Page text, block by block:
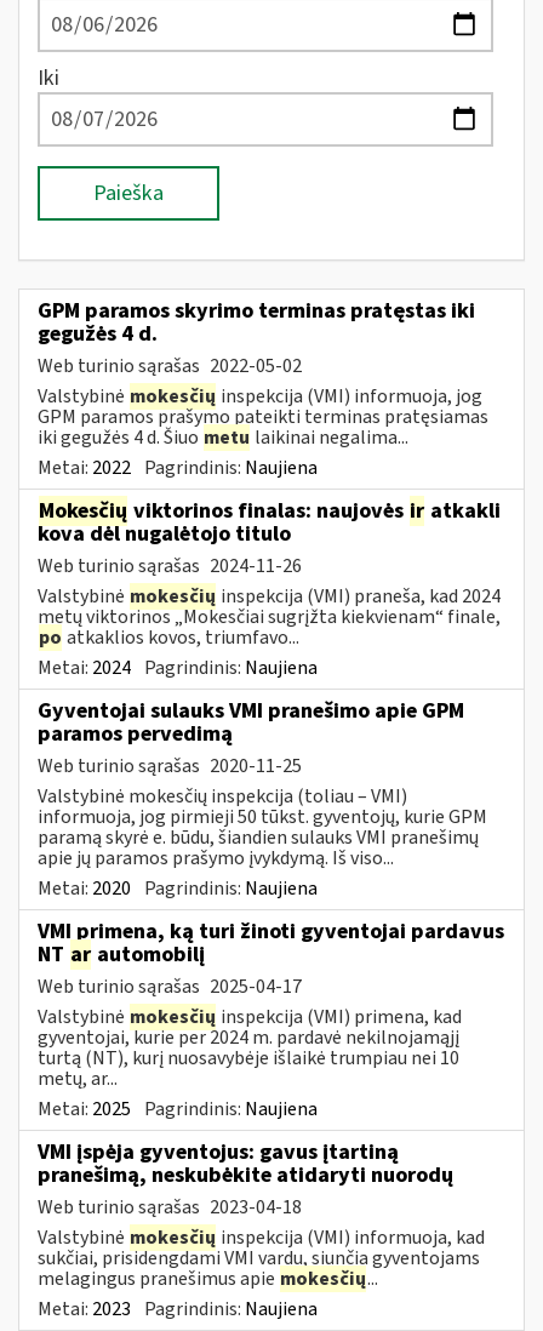
Iki
Paieška
GPM paramos skyrimo terminas pratęstas iki
gegužės 4 d.
Web turinio sąrašas 2022-05-02
Valstybinė mokesčių inspekcija (VMI) informuoja, jog
GPM paramos prašymo pateikti terminas pratęsiamas
iki gegužės 4 d. Šiuo metu laikinai negalima...
Metai: 2022 Pagrindinis: Naujiena
Mokesčių viktorinos finalas: naujovės ir atkakli
kova dėl nugalėtojo titulo
Web turinio sąrašas 2024-11-26
Valstybinė mokesčių inspekcija (VMI) praneša, kad 2024
metų viktorinos „Mokesčiai sugrįžta kiekvienam“ finale,
po atkaklios kovos, triumfavo...
Metai: 2024 Pagrindinis: Naujiena
Gyventojai sulauks VMI pranešimo apie GPM
paramos pervedimą
Web turinio sąrašas 2020-11-25
Valstybinė mokesčių inspekcija (toliau – VMI)
informuoja, jog pirmieji 50 tūkst. gyventojų, kurie GPM
paramą skyrė e. būdu, šiandien sulauks VMI pranešimų
apie jų paramos prašymo įvykdymą. Iš viso...
Metai: 2020 Pagrindinis: Naujiena
VMI primena, ką turi žinoti gyventojai pardavus
NT ar automobilį
Web turinio sąrašas 2025-04-17
Valstybinė mokesčių inspekcija (VMI) primena, kad
gyventojai, kurie per 2024 m. pardavė nekilnojamąjį
turtą (NT), kurį nuosavybėje išlaikė trumpiau nei 10
metų, ar...
Metai: 2025 Pagrindinis: Naujiena
VMI įspėja gyventojus: gavus įtartiną
pranešimą, neskubėkite atidaryti nuorodų
Web turinio sąrašas 2023-04-18
Valstybinė mokesčių inspekcija (VMI) informuoja, kad
sukčiai, prisidengdami VMI vardu, siunčia gyventojams
melagingus pranešimus apie mokesčių...
Metai: 2023 Pagrindinis: Naujiena